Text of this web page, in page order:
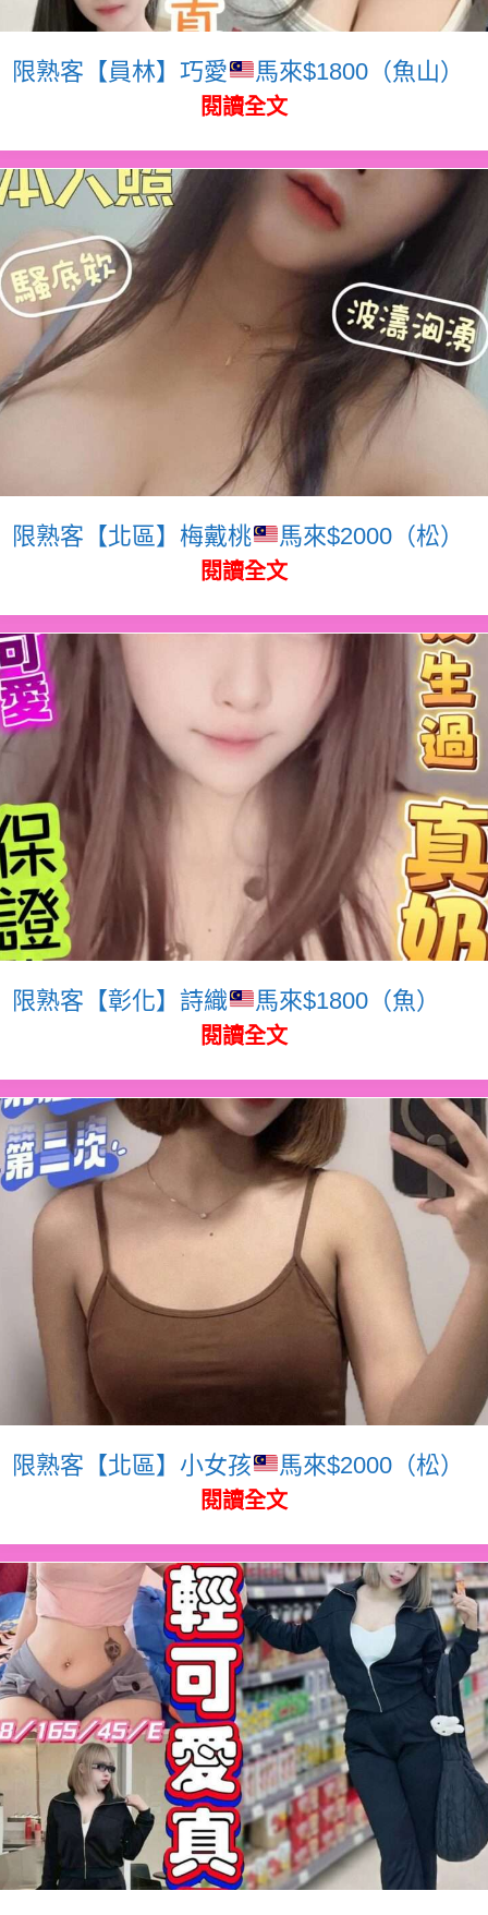
限熟客【員林】巧愛 馬來$1800（魚山）
閱讀全文
限熟客【北區】梅戴桃 馬來$2000（松）
閱讀全文
限熟客【彰化】詩織 馬來$1800（魚）
閱讀全文
限熟客【北區】小女孩 馬來$2000（松）
閱讀全文